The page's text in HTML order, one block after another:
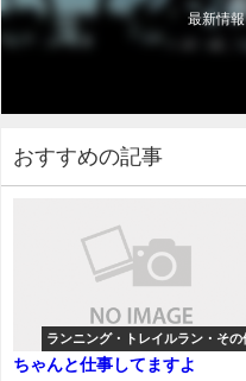
最新情
おすすめの記事
ランニング・トレイルラン・その
ちゃんと仕事してますよ